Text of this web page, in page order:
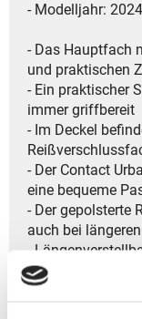
- Modelljahr: 2024
- Das Hauptfach
und praktischen
- Ein praktischer
immer griffbereit
- Im Deckel
- Der Contact
eine bequeme
- Der gepolsterte
auch bei
-
ermöglichen
maximalen